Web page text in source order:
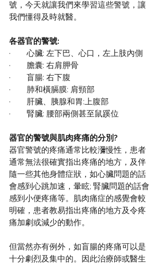
號，今天就讓我們來學習這些警號，讓
我們懂得及時就醫。
各器官的警號:
·        心臟: 左下巴、心口，左上肢內側
·        膽囊: 右肩胛骨
· 盲腸: 右下腹
·        肺和橫膈膜: 肩頸部
·        肝臟、胰腺和胃:上腹部
·        腎臟: 腰部兩側甚至鼠蹊位
器官的警號與肌肉疼痛的分別?
器官警號的疼痛通常比較瀰慢性，患者
通常無法很確實指出疼痛的地方，及伴
隨一些其他身體症狀，如心臟問題的話
會感到心跳加速，暈眩; 腎臟問題的話會
感到小便疼痛等。肌肉痛症的感覺會較
明確，患者教易指出疼痛的地方及令疼
痛加劇或減少的動作。
但當然亦有例外，如盲腸的疼痛可以是
十分劇烈及集中的。因此治療師或醫生